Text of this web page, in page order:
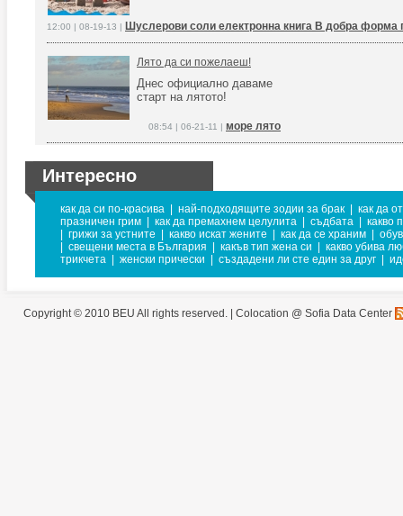
12:00 | 08-19-13 | Шуслерови соли електронна книга В добра форма
Лято да си пожелаеш!
Днес официално даваме
старт на лятото!
08:54 | 06-21-11 | море лято
Интересно
как да си по-красива най-подходящите зодии за брак
как да
празничен грим
как да премахнем целулита съдбата
какво
грижи за устните какво искат жените как да се храним
свещени места в България какъв тип жена си
какво убива
трикчета
женски прически създадени ли сте един за друг
Copyright © 2010 BEU All rights reserved. | Colocation @ Sofia Data Center